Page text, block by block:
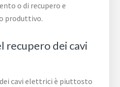
o di recupero e
produttivo.
recupero dei cavi
cavi elettrici è piuttosto